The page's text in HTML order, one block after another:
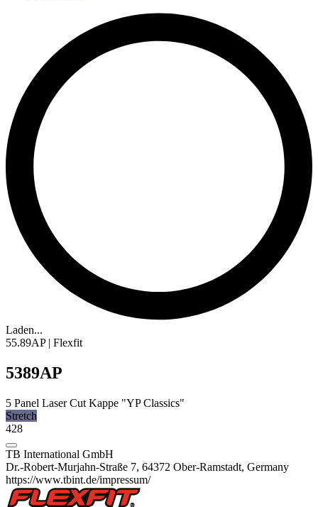
Laden...
55.89AP | Flexfit
5389AP
5 Panel Laser Cut Kappe "YP Classics"
Stretch
428
TB International GmbH
Dr.-Robert-Murjahn-Straße 7, 64372 Ober-Ramstadt, Germany
https://www.tbint.de/impressum/